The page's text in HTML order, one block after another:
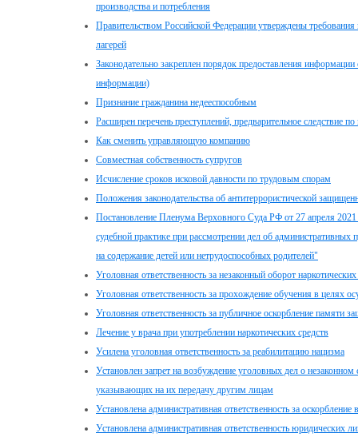
производства и потребления
Правительством Российской Федерации утверждены
лагерей
Законодательно закреплен порядок предоставления
информации)
Признание гражданина недееспособным
Расширен перечень преступлений, предварительное следствие
Как сменить управляющую компанию
Совместная собственность супругов
Исчисление сроков исковой давности по трудовым спорам
Положения законодательства об антитеррористической
Постановление Пленума Верховного Суда РФ от 27 апреля
судебной практике при рассмотрении дел об административных
на содержание детей или нетрудоспособных родителей"
Уголовная ответственность за незаконный оборот
Уголовная ответственность за прохождение обучения в целях
Уголовная ответственность за публичное оскорбление памяти
Лечение у врача при употреблении наркотических средств
Усилена уголовная ответственность за реабилитацию нацизма
Установлен запрет на возбуждение уголовных дел о
указывающих на их передачу другим лицам
Установлена административная ответственность за
Установлена административная ответственность юридических